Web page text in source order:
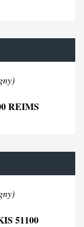
REIMS
51100